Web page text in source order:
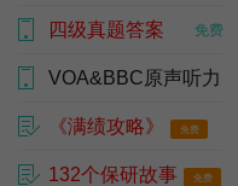
四级真题答案 免费
VOA&BBC原声听力
热门
《满绩攻略》 免费
132个保研故事 免费